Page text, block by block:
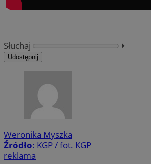
Słuchaj ⏵︎
Udostępnij
Weronika Myszka
Źródło: KGP / fot. KGP
reklama